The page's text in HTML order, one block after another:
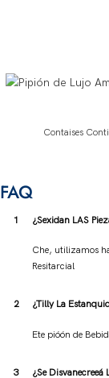
Contaises
FAQ
1 ¿Sexidan LAS
Che, utilizamos
Resitarcial
2 ¿Tilly La
Ete pióón de
3 ¿Se Disvanecreeá